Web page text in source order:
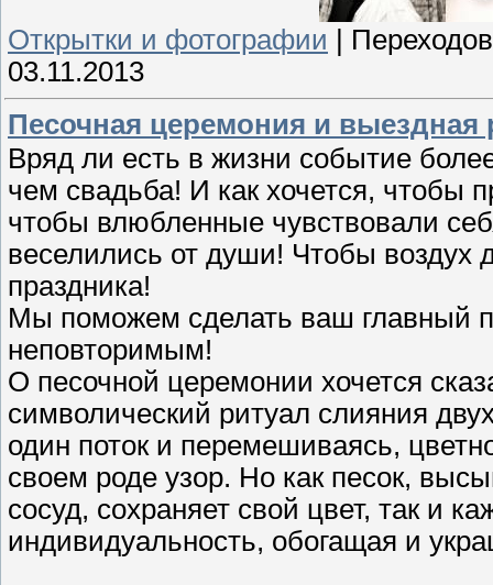
Открытки и фотографии
03.11.2013
Песочная церемония и выездная
Вряд ли есть в жизни событие
чем свадьба! И как хочется, чтобы
чтобы влюбленные чувствовали
веселились от души! Чтобы
праздника!
Мы поможем сделать ваш главный
неповторимым!
О песочной церемонии хочется
символический ритуал слияния
один поток и перемешиваясь,
своем роде узор. Но как песок,
сосуд, сохраняет свой цвет, так и
индивидуальность, обогащая и